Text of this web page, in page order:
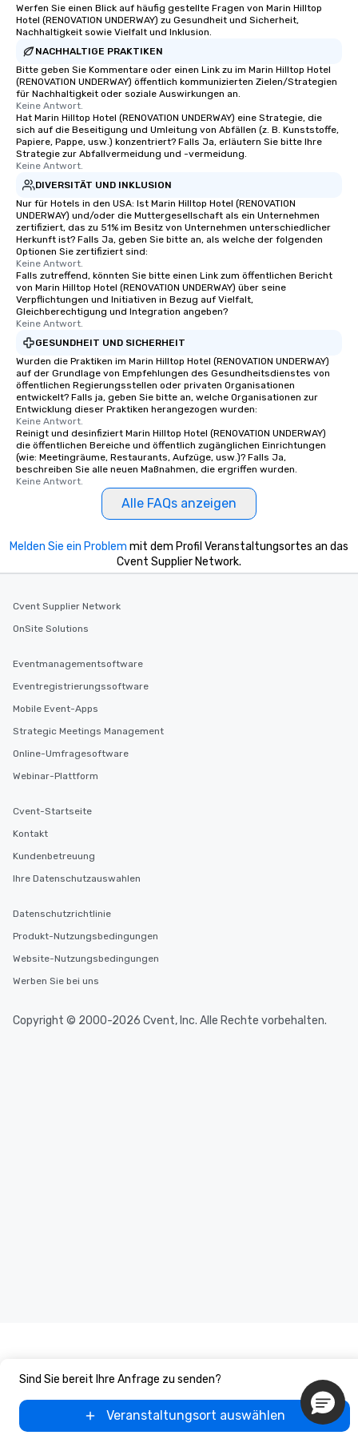
as well as an event photographer. And
for groups that desire an extra luxe
experience, we can also arrange for
an evening helicopter ride over the
glittering lights of The Strip. A
Memorable Experience for All Lip
Smacking Foodie Tours offers a way
to gather and dine that few have
experienced, and all are sure to
remember. Our one-of-a-kind tours
last. It’s an experience that attendees
will reminisce about long after they
leave. Location, Location, Location
One of the best reasons to book is the
convenient and efficient way the
experience is designed. All
restaurants are within an easy
walking distance of each other. The
short stroll allows your group
members a chance to engage in prime
networking opportunities before
heading to the next place on your tour
itinerary. You Get a Dinner and a Show
Our tours offer an exquisite feast plus
entertainment. All tours include a
knowledgeable, professional guide
who leads the group on a walking tour,
offering engaging tidbits and
fascinating stories. Several other
interactive experiences are included
ensuring there is never a dull moment.
Different Types of Cuisine Our
convenient outing, including ones you
and your guests might not have
at a typical corporate dinner. We offer
cuisines and dishes. All the pre-
selected dishes are curated to our
from Day to Night With any corporate
key. Whether you desire a tour during
business hours or early evening right
you to provide options that fit your
needs. Go for as Long or as Short as
scheduling, Lip Smacking Foodie
Tours also provides a range of tour
2.5 hours; our longest is about 5
hours, with optional add-ons and
Werfen Sie einen Blick auf häufig gestellte Fragen von Marin Hilltop
Hotel (RENOVATION UNDERWAY) zu Gesundheit und Sicherheit,
Nachhaltigkeit sowie Vielfalt und Inklusion.
NACHHALTIGE PRAKTIKEN
Bitte geben Sie Kommentare oder einen Link zu im Marin Hilltop Hotel
(RENOVATION UNDERWAY) öffentlich kommunizierten Zielen/Strategien
für Nachhaltigkeit oder soziale Auswirkungen an.
Keine Antwort.
Hat Marin Hilltop Hotel (RENOVATION UNDERWAY) eine Strategie, die
sich auf die Beseitigung und Umleitung von Abfällen (z. B. Kunststoffe,
Papiere, Pappe, usw.) konzentriert? Falls Ja, erläutern Sie bitte Ihre
Strategie zur Abfallvermeidung und -vermeidung.
Keine Antwort.
DIVERSITÄT UND INKLUSION
Nur für Hotels in den USA: Ist Marin Hilltop Hotel (RENOVATION
UNDERWAY) und/oder die Muttergesellschaft als ein Unternehmen
zertifiziert, das zu 51% im Besitz von Unternehmen unterschiedlicher
Herkunft ist? Falls Ja, geben Sie bitte an, als welche der folgenden
Optionen Sie zertifiziert sind:
Keine Antwort.
Falls zutreffend, könnten Sie bitte einen Link zum öffentlichen Bericht
von Marin Hilltop Hotel (RENOVATION UNDERWAY) über seine
Verpflichtungen und Initiativen in Bezug auf Vielfalt,
Gleichberechtigung und Integration angeben?
Keine Antwort.
GESUNDHEIT UND SICHERHEIT
Wurden die Praktiken im Marin Hilltop Hotel (RENOVATION UNDERWAY)
auf der Grundlage von Empfehlungen des Gesundheitsdienstes von
öffentlichen Regierungsstellen oder privaten Organisationen
entwickelt? Falls ja, geben Sie bitte an, welche Organisationen zur
Entwicklung dieser Praktiken herangezogen wurden:
Keine Antwort.
Reinigt und desinfiziert Marin Hilltop Hotel (RENOVATION UNDERWAY)
die öffentlichen Bereiche und öffentlich zugänglichen Einrichtungen
(wie: Meetingräume, Restaurants, Aufzüge, usw.)? Falls Ja,
beschreiben Sie alle neuen Maßnahmen, die ergriffen wurden.
Keine Antwort.
Alle FAQs anzeigen
Sind Sie bereit Ihre Anfrage zu senden?
Veranstaltungsort auswählen
Melden Sie ein Problem mit dem Profil Veranstaltungsortes an das
Cvent Supplier Network.
Cvent Supplier Network
OnSite Solutions
Eventmanagementsoftware
Eventregistrierungssoftware
Mobile Event-Apps
Strategic Meetings Management
Online-Umfragesoftware
Webinar-Plattform
Cvent-Startseite
Kontakt
Kundenbetreuung
Ihre Datenschutzauswahlen
Datenschutzrichtlinie
Produkt-Nutzungsbedingungen
Website-Nutzungsbedingungen
Werben Sie bei uns
Copyright © 2000-2026 Cvent, Inc. Alle Rechte vorbehalten.